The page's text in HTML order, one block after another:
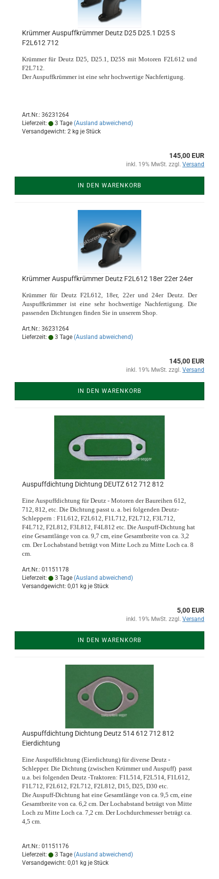
Krümmer Auspuffkrümmer Deutz D25 D25.1 D25 S
F2L612 712
Krümmer für Deutz D25, D25.1, D25S mit Motoren F2L612 und
F2L712.
Der Auspuffkrümmer ist eine sehr hochwertige Nachfertigung.
Art.Nr.: 36231264
Lieferzeit:
3 Tage (Ausland abweichend)
Versandgewicht: 2 kg je Stück
145,00 EUR
inkl. 19% MwSt. zzgl. Versand
IN DEN WARENKORB
Krümmer Auspuffkrümmer Deutz F2L612 18er 22er 24er
Krümmer für Deutz F2L612, 18er, 22er und 24er Deutz. Der
Auspuffkrümmer ist eine sehr hochwertige Nachfertigung. Die
passenden Dichtungen finden Sie in unserem Shop.
Art.Nr.: 36231264
Lieferzeit:
3 Tage (Ausland abweichend)
145,00 EUR
inkl. 19% MwSt. zzgl. Versand
IN DEN WARENKORB
Auspuffdichtung Dichtung DEUTZ 612 712 812
Eine Auspuffdichtung für Deutz - Motoren der Baureihen 612,
712, 812, etc. Die Dichtung passt u. a. bei folgenden Deutz-
Schleppern : F1L612, F2L612, F1L712, F2L712, F3L712,
F4L712, F2L812, F3L812, F4L812 etc. Die Auspuff-Dichtung hat
eine Gesamtlänge von ca. 9,7 cm, eine Gesamtbreite von ca. 3,2
cm. Der Lochabstand beträgt von Mitte Loch zu Mitte Loch ca. 8
cm.
Art.Nr.: 01151178
Lieferzeit:
3 Tage (Ausland abweichend)
Versandgewicht: 0,01 kg je Stück
5,00 EUR
inkl. 19% MwSt. zzgl. Versand
IN DEN WARENKORB
Auspuffdichtung Dichtung Deutz 514 612 712 812
Eierdichtung
Eine Auspuffdichtung (Eierdichtung) für diverse Deutz -
Schlepper. Die Dichtung (zwischen Krümmer und Auspuff) passt
u.a. bei folgenden Deutz -Traktoren: F1L514, F2L514, F1L612,
F1L712, F2L612, F2L712, F2L812, D15, D25, D30 etc.
Die Auspuff-Dichtung hat eine Gesamtlänge von ca. 9,5 cm, eine
Gesamtbreite von ca. 6,2 cm. Der Lochabstand beträgt von Mitte
Loch zu Mitte Loch ca. 7,2 cm. Der Lochdurchmesser beträgt ca.
4,5 cm.
Art.Nr.: 01151176
Lieferzeit:
3 Tage (Ausland abweichend)
Versandgewicht: 0,01 kg je Stück